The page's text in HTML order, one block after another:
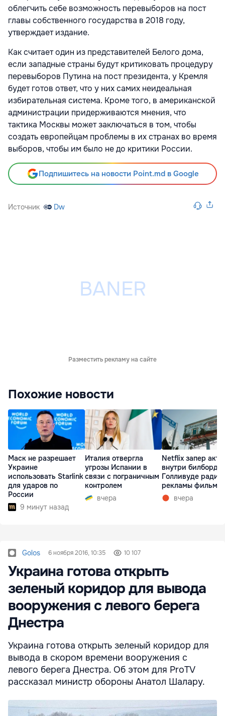
облегчить себе возможность перевыборов на пост
главы собственного государства в 2018 году,
утверждает издание.
Как считает один из представителей Белого дома,
если западные страны будут критиковать процедуру
перевыборов Путина на пост президента, у Кремля
будет готов ответ, что у них самих неидеальная
избирательная система. Кроме того, в американской
администрации придерживаются мнения, что
тактика Москвы может заключаться в том, чтобы
создать европейцам проблемы в их странах во время
выборов, чтобы им было не до критики России.
Подпишитесь на новости Point.md в Google
Источник Dw
Разместить рекламу на сайте
Похожие новости
Маск не разрешает
Украине
использовать Starlink
для ударов по
России
9 минут назад
Италия отвергла
угрозы Испании в
связи с пограничным
контролем
вчера
Netflix запер
внутри билборда
Голливуде ради
рекламы фильма
вчера
Golos 6 ноября 2016, 10:35 10 107
Украина готова открыть
зеленый коридор для вывода
вооружения с левого берега
Днестра
Украина готова открыть зеленый коридор для
вывода в скором времени вооружения с
левого берега Днестра. Об этом для ProTV
рассказал министр обороны Анатол Шалару.